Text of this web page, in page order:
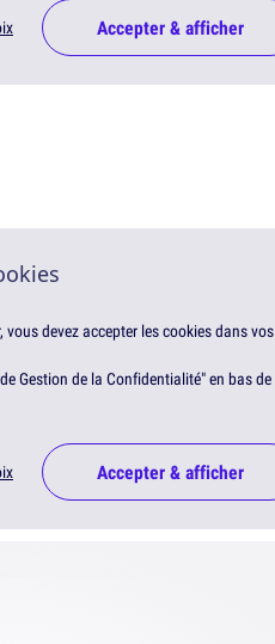
Accepter & afficher
devez accepter les cookies dans vos
Gestion de la Confidentialité" en bas de
Accepter & afficher